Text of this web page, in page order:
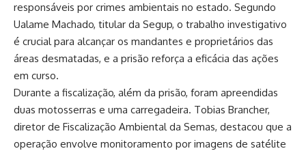
responsáveis por crimes ambientais no estado. Segundo
Ualame Machado, titular da Segup, o trabalho investigativo
é crucial para alcançar os mandantes e proprietários das
áreas desmatadas, e a prisão reforça a eficácia das ações
em curso.
Durante a fiscalização, além da prisão, foram apreendidas
duas motosserras e uma carregadeira. Tobias Brancher,
diretor de Fiscalização Ambiental da Semas, destacou que a
operação envolve monitoramento por imagens de satélite